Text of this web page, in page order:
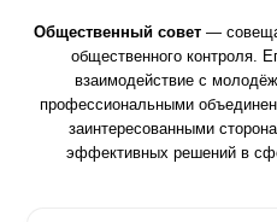
Общественный совет—
общественного контроля.
взаимодействие с
профессиональными
заинтересованными
эффективных решений в